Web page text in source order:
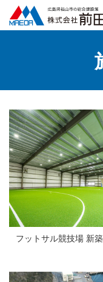
フットサル競技場 新